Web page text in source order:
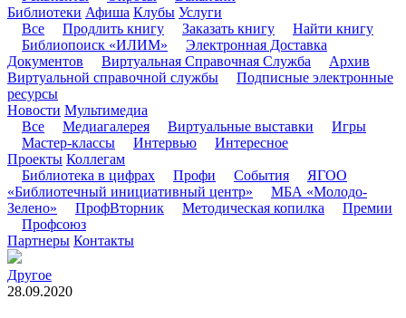
Библиотеки Афиша Клубы Услуги
Все
Продлить книгу Заказать книгу
Найти книгу
Библиопоиск «ИЛИМ»
Электронная Доставка
Документов
Виртуальная Справочная Служба
Архив
Виртуальной справочной службы
Подписные электронные
ресурсы
Новости Мультимедиа
Все
Медиагалерея Виртуальные выставки
Игры
Мастер-классы
Интервью
Интересное
Проекты Коллегам
Библиотека в цифрах
Профи События
ЯГОО
«Библиотечный инициативный центр»
МБА «Молодо-
Зелено»
ПрофВторник Методическая копилка
Премии
Профсоюз
Партнеры Контакты
Другое
28.09.2020